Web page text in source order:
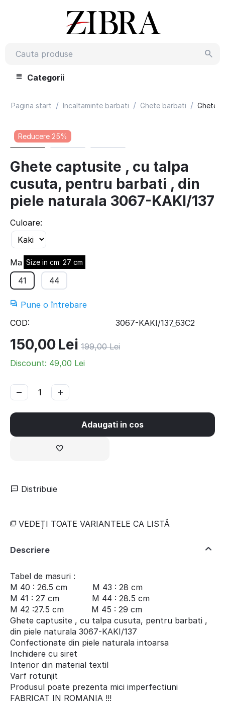
Categorii
Pagina start / Incaltaminte barbati / Ghete barbati / Ghete
Reducere 25%
Ghete captusite , cu talpa
cusuta, pentru barbati , din
piele naturala 3067-KAKI/137
Culoare:
Marime:
41
Size in cm: 27 cm
44
Pune o întrebare
COD:
3067-KAKI/137_63C2
150,00Lei 199,00 Lei
Discount: 49,00 Lei
+
−
Adaugati in cos
Distribuie
VEDEȚI TOATE VARIANTELE CA LISTĂ
Descriere
Tabel de masuri :
M 40 : 26.5 cm M 43 : 28 cm
M 41 : 27 cm M 44 : 28.5 cm
M 42 :27.5 cm M 45 : 29 cm
Ghete captusite , cu talpa cusuta, pentru barbati ,
din piele naturala 3067-KAKI/137
Confectionate din piele naturala intoarsa
Inchidere cu siret
Interior din material textil
Varf rotunjit
Produsul poate prezenta mici imperfectiuni
FABRICAT IN ROMANIA !!!